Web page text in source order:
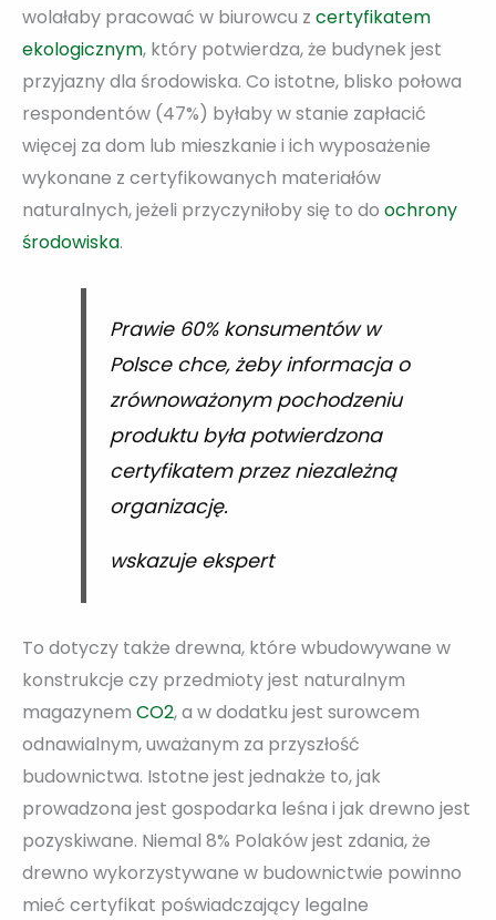
wolałaby pracować w biurowcu z certyfikatem
ekologicznym, który potwierdza, że budynek jest
przyjazny dla środowiska. Co istotne, blisko połowa
respondentów (47%) byłaby w stanie zapłacić
więcej za dom lub mieszkanie i ich wyposażenie
wykonane z certyfikowanych materiałów
naturalnych, jeżeli przyczyniłoby się to do ochrony
środowiska.
Prawie 60% konsumentów w
Polsce chce, żeby informacja o
zrównoważonym pochodzeniu
produktu była potwierdzona
certyfikatem przez niezależną
organizację.
wskazuje ekspert
To dotyczy także drewna, które wbudowywane w
konstrukcje czy przedmioty jest naturalnym
magazynem CO2, a w dodatku jest surowcem
odnawialnym, uważanym za przyszłość
budownictwa. Istotne jest jednakże to, jak
prowadzona jest gospodarka leśna i jak drewno jest
pozyskiwane. Niemal 8% Polaków jest zdania, że
drewno wykorzystywane w budownictwie powinno
mieć certyfikat poświadczający legalne